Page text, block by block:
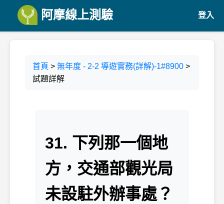
阿摩線上測驗 登入
首頁 > 無年度 - 2-2 導遊實務(詳解)-1#8900 >
試題詳解
31. 下列那一個地
方，交通部觀光局
未設駐外辦事處？